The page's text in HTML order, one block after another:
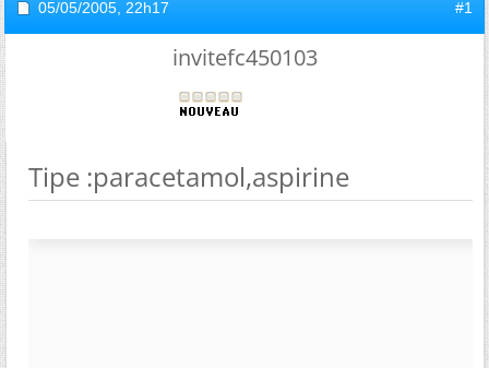
05/05/2005, 22h17 #1
invitefc450103
Tipe :paracetamol,aspirine